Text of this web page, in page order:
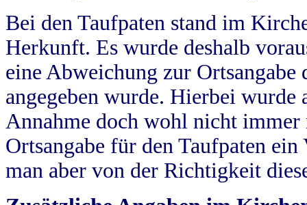
Bei den Taufpaten stand im
Herkunft. Es wurde deshalb
eine Abweichung zur
angegeben wurde. Hierbei wurde
Annahme doch wohl nicht
Ortsangabe für den Taufpaten
man aber von der Richtigkeit